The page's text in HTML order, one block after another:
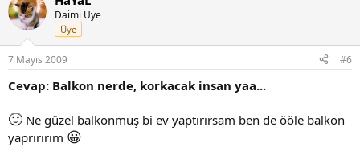
Daimi Üye
Üye
7 Mayıs 2009 #6
Cevap: Balkon nerde, korkacak insan yaa...
🙂 Ne güzel balkonmuş bi ev yaptırırsam ben de ööle balkon
yaprırırım 😀